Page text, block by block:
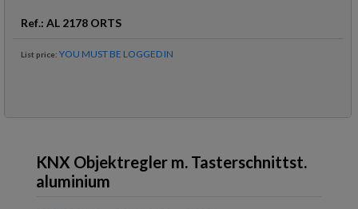
Ref.: AL 2178 ORTS
List price: YOU MUST BE LOGGED IN
KNX Objektregler m. Tasterschnittst.
aluminium